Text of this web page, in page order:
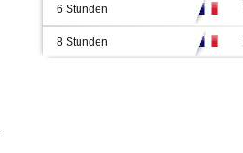
6 Stunden
8 Stunden